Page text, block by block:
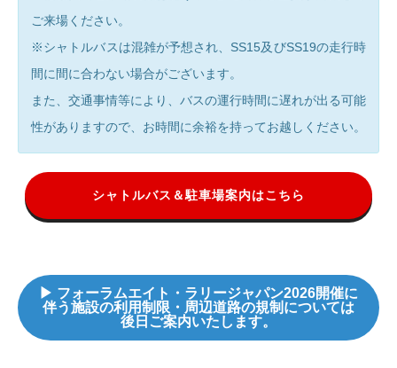
ご来場ください。
※シャトルバスは混雑が予想され、SS15及びSS19の走行時
間に間に合わない場合がございます。
また、交通事情等により、バスの運行時間に遅れが出る可能
性がありますので、お時間に余裕を持ってお越しください。
シャトルバス＆駐車場案内はこちら
▶ フォーラムエイト・ラリージャパン2026開催に
伴う施設の利用制限・周辺道路の規制については
後日ご案内いたします。